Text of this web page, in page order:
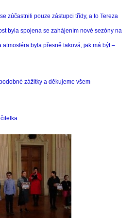
zúčastnili pouze zástupci třídy, a to Tereza
byla spojena se zahájením nové sezóny na
atmosféra byla přesně taková, jak má být –
zážitky a děkujeme všem